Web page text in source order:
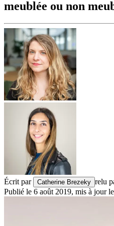
meublée ou non
Écrit par Catherine Brezeky relu
Publié le 6 août 2019, mis à jour le